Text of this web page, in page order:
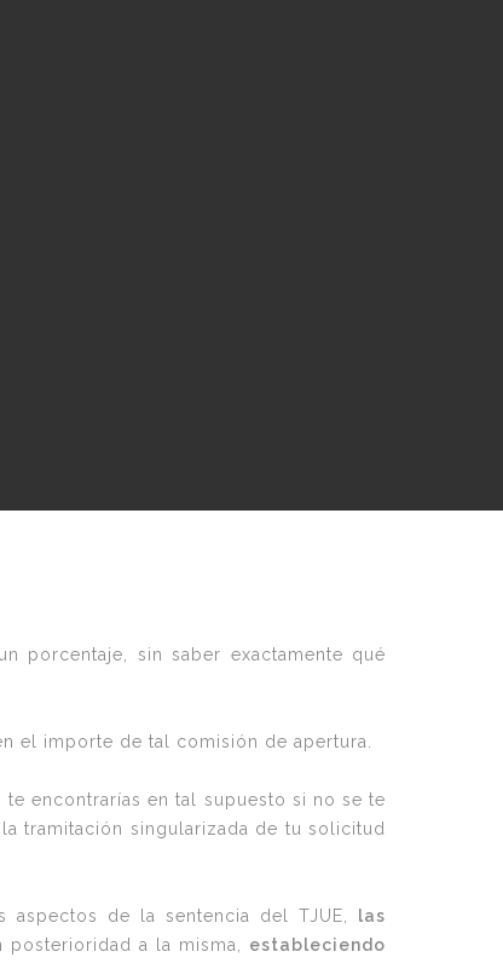
porcentaje, sin saber exactamente qué
el importe de tal comisión de apertura.
, te encontrarías en tal supuesto si no se te
tramitación singularizada de tu solicitud
aspectos de la sentencia del TJUE,
las
posterioridad a la misma, estableciendo